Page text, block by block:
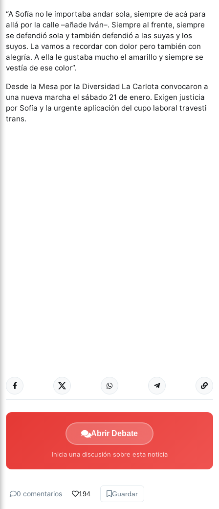
“A Sofía no le importaba andar sola, siempre de acá para
allá por la calle –añade Iván–. Siempre al frente, siempre
se defendió sola y también defendió a las suyas y los
suyos. La vamos a recordar con dolor pero también con
alegría. A ella le gustaba mucho el amarillo y siempre se
vestía de ese color”.
Desde la Mesa por la Diversidad La Carlota convocaron a
una nueva marcha el sábado 21 de enero. Exigen justicia
por Sofía y la urgente aplicación del cupo laboral travesti
trans.
Abrir Debate
Inicia una discusión sobre esta noticia
0 comentarios 194 Guardar